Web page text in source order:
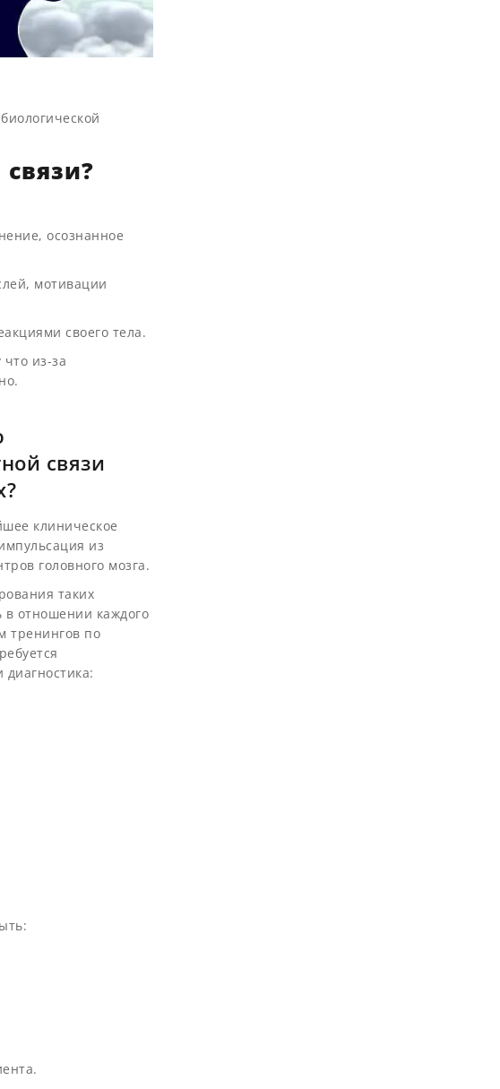
осознанное
мотивации
своего тела.
из-за
связи
клиническое
из
головного мозга.
таких
в отношении каждого
тренингов по